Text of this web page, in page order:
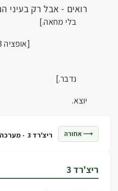
רואים - אבל רק בעיני
בלי מחאה.]
[אופציה 3: עולם רע וברע הוא ייגמר
אם מול
נדבר.]
יוצא.
⟶ אחורה ריצ'רד 3 - מערכה 3, תמונה 6
ריצ'רד 3